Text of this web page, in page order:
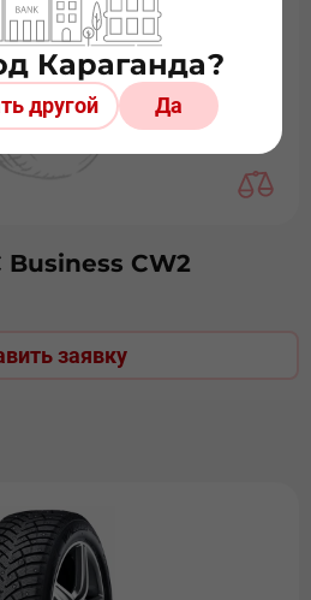
Business CW2
заявку
Караганда?
другой Да